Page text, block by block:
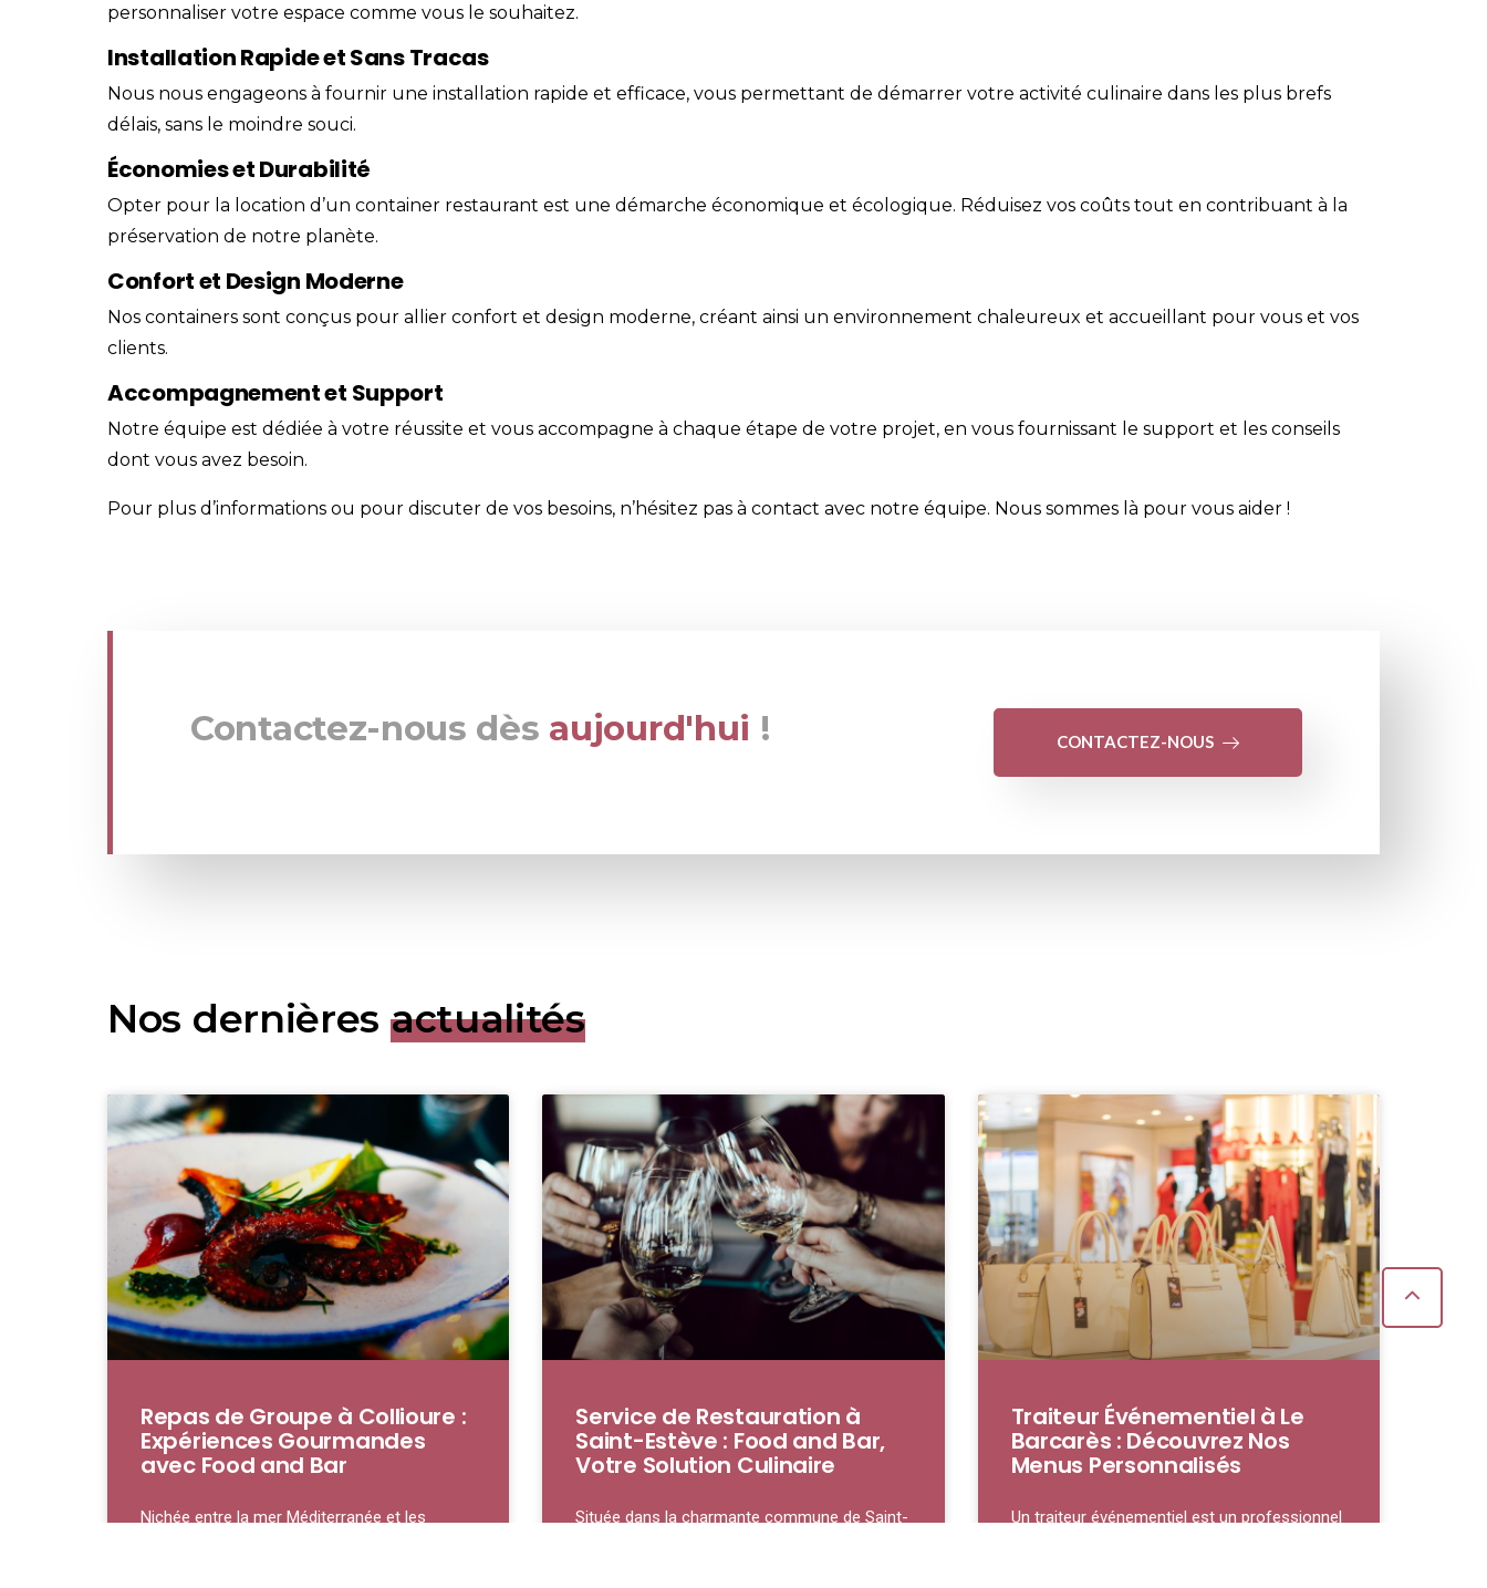
personnaliser votre espace comme vous le souhaitez.
Installation Rapide et Sans Tracas
Nous nous engageons à fournir une installation rapide et efficace, vous permettant de démarrer votre activité culinaire dans les plus brefs
délais, sans le moindre souci.
Économies et Durabilité
Opter pour la location d’un container restaurant est une démarche économique et écologique. Réduisez vos coûts tout en contribuant à la
préservation de notre planète.
Confort et Design Moderne
Nos containers sont conçus pour allier confort et design moderne, créant ainsi un environnement chaleureux et accueillant pour vous et vos
clients.
Accompagnement et Support
Notre équipe est dédiée à votre réussite et vous accompagne à chaque étape de votre projet, en vous fournissant le support et les conseils
dont vous avez besoin.
Pour plus d’informations ou pour discuter de vos besoins, n’hésitez pas à contact avec notre équipe. Nous sommes là pour vous aider !
Contactez-nous dès aujourd'hui ! CONTACTEZ-NOUS
Nos dernières actualités
Repas de Groupe à Collioure :
Expériences Gourmandes
avec Food and Bar
Nichée entre la mer Méditerranée et les
Service de Restauration à
Saint-Estève : Food and Bar,
Votre Solution Culinaire
Située dans la charmante commune de Saint-
Traiteur Événementiel à Le
Barcarès : Découvrez Nos
Menus Personnalisés
Un traiteur événementiel est un professionnel